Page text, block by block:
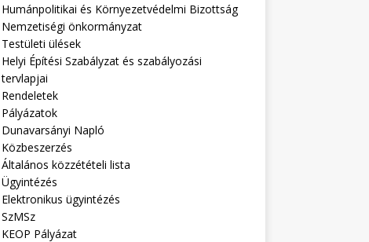
Humánpolitikai és Környezetvédelmi Bizottság
Nemzetiségi önkormányzat
Testületi ülések
Helyi Építési Szabályzat és szabályozási
tervlapjai
Rendeletek
Pályázatok
Dunavarsányi Napló
Közbeszerzés
Általános közzétételi lista
Ügyintézés
Elektronikus ügyintézés
SzMSz
KEOP Pályázat